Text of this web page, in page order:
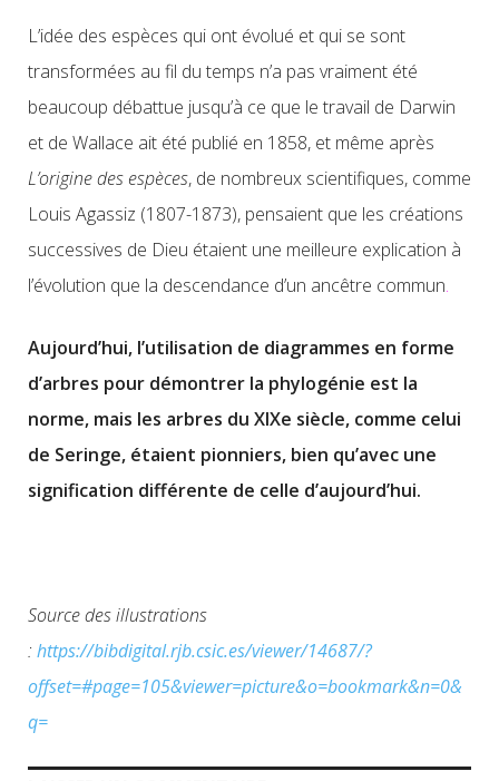
L’idée des espèces qui ont évolué et qui se sont
transformées au fil du temps n’a pas vraiment été
beaucoup débattue jusqu’à ce que le travail de Darwin
et de Wallace ait été publié en 1858, et même après
L’origine des espèces, de nombreux scientifiques, comme
Louis Agassiz (1807-1873), pensaient que les créations
successives de Dieu étaient une meilleure explication à
l’évolution que la descendance d’un ancêtre commun.
Aujourd’hui, l’utilisation de diagrammes en forme
d’arbres pour démontrer la phylogénie est la
norme, mais les arbres du XIXe siècle, comme celui
de Seringe, étaient pionniers, bien qu’avec une
signification différente de celle d’aujourd’hui.
Source des illustrations
:https://bibdigital.rjb.csic.es/viewer/14687/?
offset=#page=105&viewer=picture&o=bookmark&n=0&
q=